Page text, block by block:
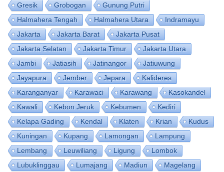
Gresik
Grobogan
Gunung Putri
Halmahera Tengah
Halmahera Utara
Indramayu
Jakarta
Jakarta Barat
Jakarta Pusat
Jakarta Selatan
Jakarta Timur
Jakarta Utara
Jambi
Jatiasih Jatinangor
Jatiuwung
Jayapura
Jember Jepara
Kalideres
Karanganyar
Karawaci Karawang
Kasokandel
Kawali
Kebon Jeruk Kebumen
Kediri
Kelapa Gading
Kendal Klaten Krian
Kudus
Kuningan
Kupang Lamongan
Lampung
Lembang
Leuwiliang Ligung
Lombok
Lubuklinggau
Lumajang Madiun
Magelang